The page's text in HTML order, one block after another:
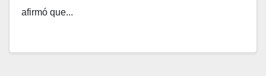
afirmó que...